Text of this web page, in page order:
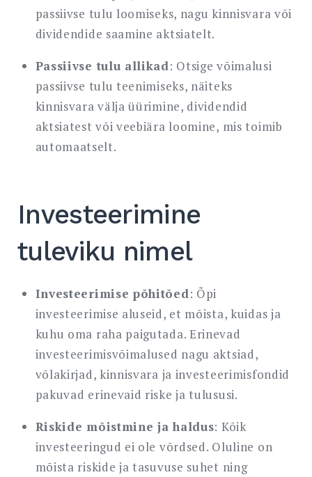
passiivse tulu loomiseks, nagu kinnisvara või
dividendide saamine aktsiatelt.
Passiivse tulu allikad: Otsige võimalusi
passiivse tulu teenimiseks, näiteks
kinnisvara välja üürimine, dividendid
aktsiatest või veebiära loomine, mis toimib
automaatselt.
Investeerimine
tuleviku nimel
Investeerimise põhitõed: Õpi
investeerimise aluseid, et mõista, kuidas ja
kuhu oma raha paigutada. Erinevad
investeerimisvõimalused nagu aktsiad,
võlakirjad, kinnisvara ja investeerimisfondid
pakuvad erinevaid riske ja tulususi.
Riskide mõistmine ja haldus: Kõik
investeeringud ei ole võrdsed. Oluline on
mõista riskide ja tasuvuse suhet ning